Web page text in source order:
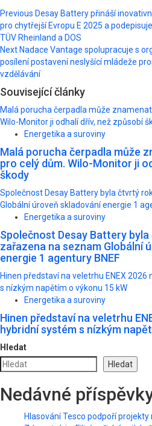
Post
navigation
Previous Desay Battery přináší
pro chytřejší Evropu E 2025 a
TÜV Rheinland a DOS
Next Nadace Vantage spolupracuje s
posílení postavení neslyšící mládeže
vzdělávání
Související články
Malá porucha čerpadla může
Wilo-Monitor ji odhalí dřív, než způsobí
Energetika a suroviny
Malá porucha čerpadla může
pro celý dům. Wilo-Monitor ji
škody
Společnost Desay Battery byla čtvrtý
Globální úroveň skladování energie 1
Energetika a suroviny
Společnost Desay Battery
zařazena na seznam Globální
energie 1 agentury BNEF
Hinen představí na veletrhu ENEX
s nízkým napětím o výkonu 15 kW
Energetika a suroviny
Hinen představí na veletrhu
hybridní systém s nízkým
Hledat
Hledat
Nedávné
Hlasování Tesco podpoří projekty